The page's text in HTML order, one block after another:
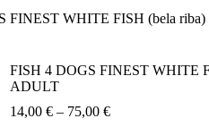
FINEST WHITE FISH (bela
FISH 4 DOGS FINEST WHITE
ADULT
14,00€ – 75,00€Cenovni